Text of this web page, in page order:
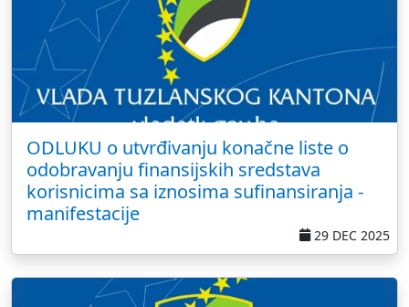
ODLUKU o utvrđivanju konačne liste o
odobravanju finansijskih sredstava
korisnicima sa iznosima sufinansiranja -
manifestacije
29 DEC 2025